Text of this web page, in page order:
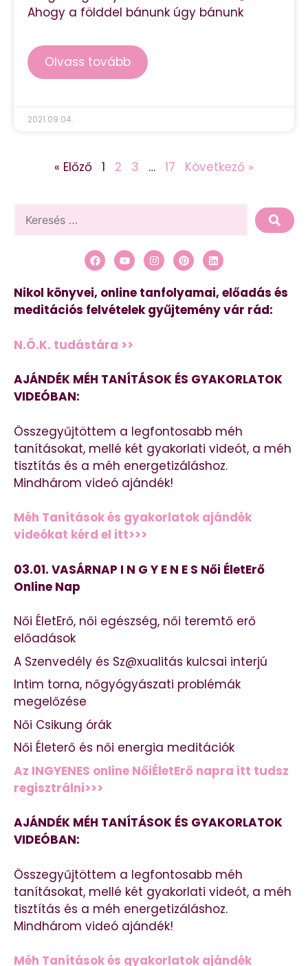
Ahogy a földdel bánunk úgy bánunk
Olvass tovább
2021.09.04.
« Előző 1 2 3 … 17 Következő »
Nikol könyvei, online tanfolyamai, előadás és
meditációs felvételek gyűjtemény vár rád:
N.Ö.K. tudástára >>
AJÁNDÉK MÉH TANÍTÁSOK ÉS GYAKORLATOK
VIDEÓBAN:
Összegyűjtöttem a legfontosabb méh
tanításokat, mellé két gyakorlati videót, a méh
tisztítás és a méh energetizáláshoz.
Mindhárom videó ajándék!
Méh Tanítások és gyakorlatok ajándék
videókat kérd el itt>>>
03.01. VASÁRNAP I N G Y E N E S Női ÉletErő
Online Nap
Női ÉletErő, női egészség, női teremtő erő
előadások
A Szenvedély és Sz@xualitás kulcsai interjú
Intim torna, nőgyógyászati problémák
megelőzése
Női Csikung órák
Női Életerő és női energia meditációk
Az INGYENES online NőiÉletErő napra itt tudsz
regisztrálni>>>
AJÁNDÉK MÉH TANÍTÁSOK ÉS GYAKORLATOK
VIDEÓBAN:
Összegyűjtöttem a legfontosabb méh
tanításokat, mellé két gyakorlati videót, a méh
tisztítás és a méh energetizáláshoz.
Mindhárom videó ajándék!
Méh Tanítások és gyakorlatok ajándék